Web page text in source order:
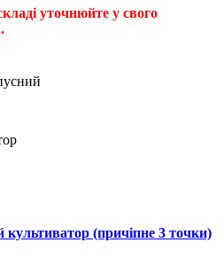
уточнюйте у свого
(причіпне 3 точки)